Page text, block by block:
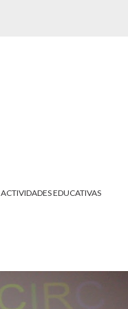
ACTIVIDADES EDUCATIVAS